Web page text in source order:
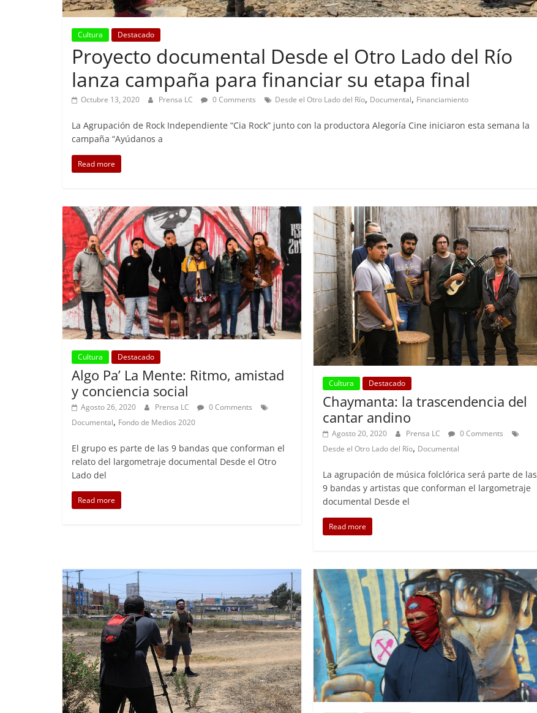
Cultura Destacado
Proyecto documental Desde el Otro Lado del Río
lanza campaña para financiar su etapa final
Octubre 13, 2020 Prensa LC 0 Comments Desde el Otro Lado del Río, Documental, Financiamiento
La Agrupación de Rock Independiente “Cia Rock” junto con la productora Alegoría Cine iniciaron esta semana la
campaña “Ayúdanos a
Read more
Cultura Destacado
Algo Pa’ La Mente: Ritmo, amistad
y conciencia social
Agosto 26, 2020 Prensa LC
0 Comments
Documental, Fondo de Medios 2020
El grupo es parte de las 9 bandas que conforman el
relato del largometraje documental Desde el Otro
Lado del
Read more
Cultura Destacado
Chaymanta: la trascendencia del
cantar andino
Agosto 20, 2020 Prensa LC
0 Comments
Desde el Otro Lado del Río, Documental
La agrupación de música folclórica será parte de las
9 bandas y artistas que conforman el largometraje
documental Desde el
Read more
Foco Vecinal
Preocupa abandono de casa
Abril 26, 2019 Prensa LC 0